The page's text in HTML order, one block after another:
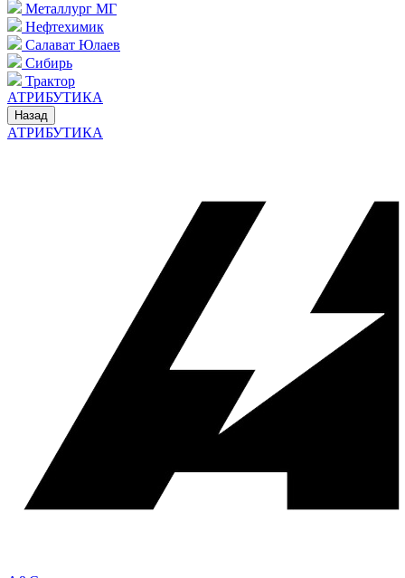
Металлург МГ
Нефтехимик
Салават Юлаев
Сибирь
Трактор
АТРИБУТИКА
Назад
АТРИБУТИКА